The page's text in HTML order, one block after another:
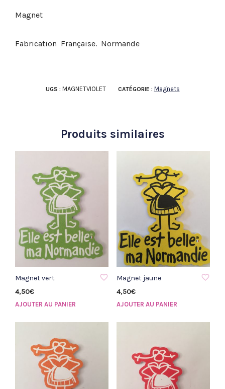
Magnet
Fabrication Française. Normande
UGS : MAGNETVIOLET CATÉGORIE : Magnets
Produits similaires
AJOUTER À LA LISTE D'ENVIE
Magnet vert
4,50€
AJOUTER AU PANIER
AJOUTER À LA LISTE D'ENVIE
Magnet jaune
4,50€
AJOUTER AU PANIER